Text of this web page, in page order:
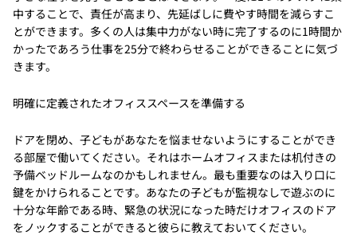
中することで、責任が高まり、先延ばしに費やす時間を減らすこ
とができます。多くの人は集中力がない時に完了するのに1時間か
かったであろう仕事を25分で終わらせることができることに気づ
きます。
明確に定義されたオフィススペースを準備する
ドアを閉め、子どもがあなたを悩ませないようにすることができ
る部屋で働いてください。それはホームオフィスまたは机付きの
予備ベッドルームなのかもしれません。最も重要なのは入り口に
鍵をかけられることです。あなたの子どもが監視なしで遊ぶのに
十分な年齢である時、緊急の状況になった時だけオフィスのドア
をノックすることができると彼らに教えておいてください。